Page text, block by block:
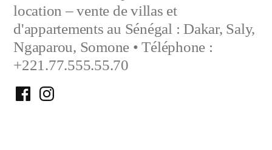
location – vente de villas et
d'appartements au Sénégal : Dakar, Saly,
Ngaparou, Somone • Téléphone :
+221.77.555.55.70
FacebookInstagram